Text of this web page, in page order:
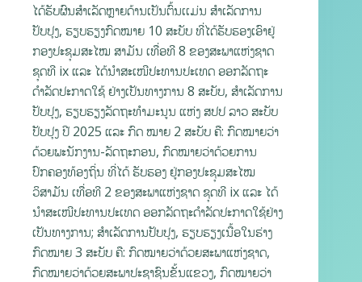
ໄດ້ຮັບຜົນສຳເລັດຫຼາຍດ້ານເປັນຕົ້ນເເມ່ນ ສໍາເລັດການ
ປັບປຸງ, ຮຽບຮຽງກົດໝາຍ 10 ສະບັບ ທີ່ໄດ້ຮັບຮອງເອົາຢູ່
ກອງປະຊຸມສະໄໝ ສາມັນ ເທື່ອທີ 8 ຂອງສະພາແຫ່ງຊາດ
ຊຸດທີ ix ແລະ ໄດ້ນໍາສະເໜີປະທານປະເທດ ອອກລັດຖະ
ດຳລັດປະກາດໃຊ້ ຢ່າງເປັນທາງການ 8 ສະບັບ, ສໍາເລັດການ
ປັບປຸງ, ຮຽບຮຽງລັດຖະທຳມະນູນ ແຫ່ງ ສປປ ລາວ ສະບັບ
ປັບປຸງ ປີ 2025 ແລະ ກົດ ໝາຍ 2 ສະບັບ ຄື: ກົດໝາຍວ່າ
ດ້ວຍພະນັກງານ-ລັດຖະກອນ, ກົດໝາຍວ່າດ້ວຍການ
ປົກຄອງທ້ອງຖິ່ນ ທີ່ໄດ້ ຮັບຮອງ ຢູ່ກອງປະຊຸມສະໄໝ
ວິສາມັນ ເທື່ອທີ 2 ຂອງສະພາແຫ່ງຊາດ ຊຸດທີ ix ແລະ ໄດ້
ນໍາສະເໜີປະທານປະເທດ ອອກລັດຖະດຳລັດປະກາດໃຊ້ຢ່າງ
ເປັນທາງການ; ສໍາເລັດການປັບປຸງ, ຮຽບຮຽງເນື້ອໃນຮ່າງ
ກົດໝາຍ 3 ສະບັບ ຄື: ກົດໝາຍວ່າດ້ວຍສະພາແຫ່ງຊາດ,
ກົດໝາຍວ່າດ້ວຍສະພາປະຊາຊົນຂັ້ນແຂວງ, ກົດໝາຍວ່າ